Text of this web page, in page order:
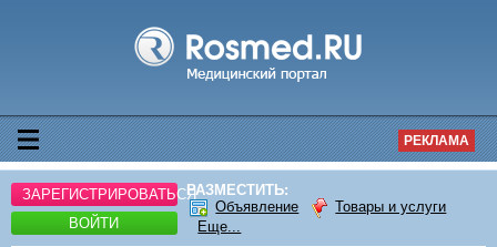
РЕКЛАМА
ЗАРЕГИСТРИРОВАТЬСЯ
ВОЙТИ
РАЗМЕСТИТЬ:
Объявление
Товары и услуги
Еще...